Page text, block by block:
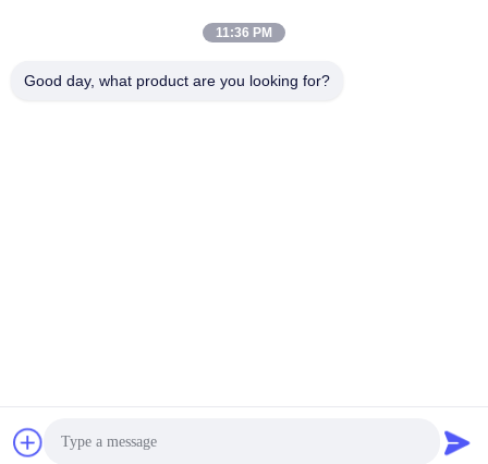
Obtenez le meilleur prix
0086-189-9844-3486
11:36 PM
Good day, what product are you looking for?